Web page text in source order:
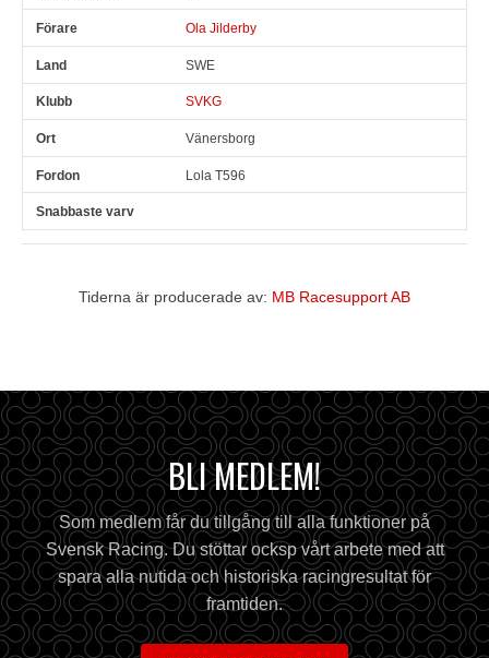
Ola Jilderby
SWE
SVKG
Vänersborg
Lola T596
Tiderna är producerade av: MB Racesupport AB
BLI MEDLEM!
Som medlem får du tillgång till alla funktioner på
Svensk Racing. Du stöttar ocksp vårt arbete med att
spara alla nutida och historiska racingresultat för
framtiden.